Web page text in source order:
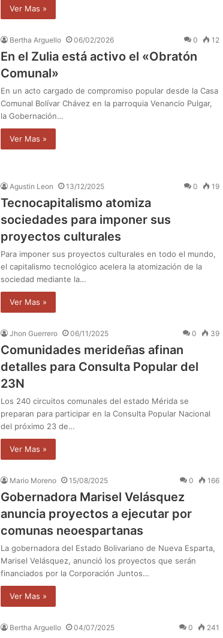
Ver Mas »
Bertha Arguello 06/02/2026 0 12
En el Zulia está activo el «Obratón
Comunal»
En un acto cargado de compromiso popular desde la Casa
Comunal Bolívar Chávez en la parroquia Venancio Pulgar,
la Gobernación…
Ver Mas »
Agustin Leon 13/12/2025 0 19
Tecnocapitalismo atomiza
sociedades para imponer sus
proyectos culturales
Para imponer sus proyectos culturales en todo el mundo,
el capitalismo tecnológico acelera la atomización de la
sociedad mediante la…
Ver Mas »
Jhon Guerrero 06/11/2025 0 39
Comunidades merideñas afinan
detalles para Consulta Popular del
23N
Los 240 circuitos comunales del estado Mérida se
preparan para participar en la Consulta Popular Nacional
del próximo 23 de…
Ver Mas »
Mario Moreno 15/08/2025 0 166
Gobernadora Marisel Velásquez
anuncia proyectos a ejecutar por
comunas neoespartanas
La gobernadora del Estado Bolivariano de Nueva Esparta,
Marisel Velásquez, anunció los proyectos que serán
financiados por la Corporación Juntos…
Ver Mas »
Bertha Arguello 04/07/2025 0 241